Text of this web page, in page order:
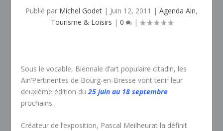
Publié par Michel Godet | Juin 12, 2011 | Agenda Ain,
Tourisme & Loisirs | 0 |
Sous le vocable, Biennale d’art populaire citadin, les
Ain’Pertinentes de Bourg-en-Bresse vont tenir leur
deuxième édition du25 juin au 18 septembre
prochains.
Créateur de l’exposition, Pascal Meilheurat la définit